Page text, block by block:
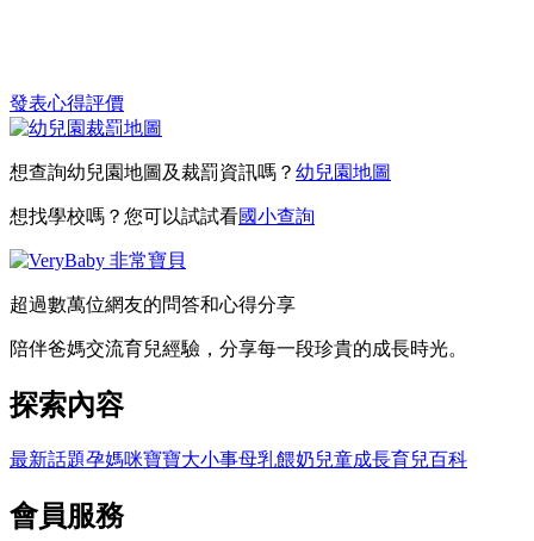
發表心得評價
想查詢幼兒園地圖及裁罰資訊嗎？ 幼兒園地圖
想找學校嗎？您可以試試看國小查詢
超過數萬位網友的問答和心得分享
陪伴爸媽交流育兒經驗，分享每一段珍貴的成長時光。
探索內容
最新話題孕媽咪寶寶大小事母乳餵奶兒童成長育兒百科
會員服務